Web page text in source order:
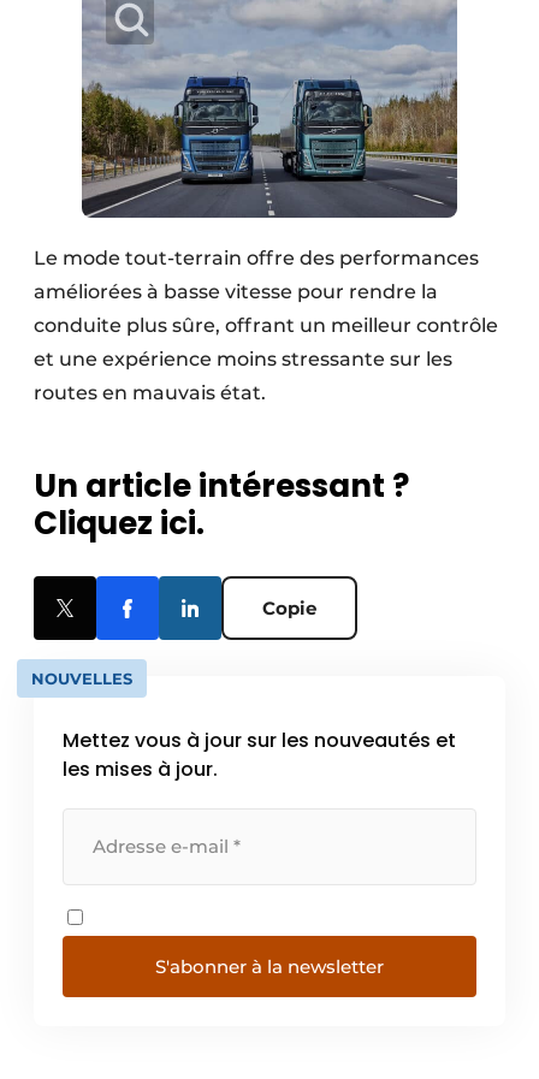
Le mode tout-terrain offre des performances
améliorées à basse vitesse pour rendre la
conduite plus sûre, offrant un meilleur contrôle
et une expérience moins stressante sur les
routes en mauvais état.
Un article intéressant ?
Cliquez ici.
Copie
NOUVELLES
Mettez vous à jour sur les nouveautés et
les mises à jour.
S'abonner à la newsletter